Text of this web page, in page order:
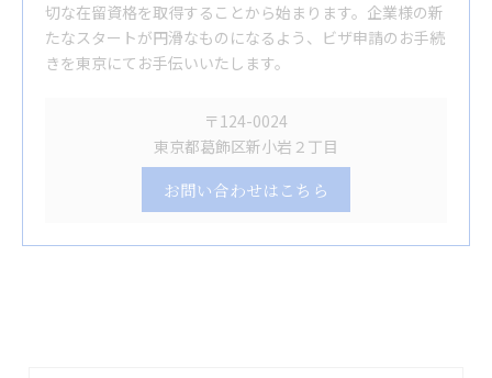
切な在留資格を取得することから始まります。企業様の新
たなスタートが円滑なものになるよう、ビザ申請のお手続
きを東京にてお手伝いいたします。
〒124-0024
東京都葛飾区新小岩２丁目
お問い合わせはこちら